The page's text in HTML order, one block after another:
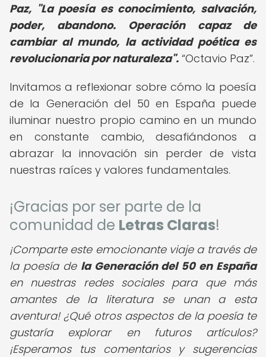
Paz, "La poesía es conocimiento, salvación,
poder, abandono.
Operación capaz de
cambiar al mundo, la actividad poética es
revolucionaria por naturaleza". Octavio Paz .
Invitamos a reflexionar sobre cómo la poesía
de la Generación del 50 en España puede
iluminar nuestro propio camino en un mundo
en constante cambio, desafiándonos a
abrazar la innovación sin perder de vista
nuestras raíces y valores fundamentales.
¡Gracias por ser parte de la
comunidad de Letras Claras!
¡Comparte este emocionante viaje a través de
la poesía de la Generación del 50 en España
en nuestras redes sociales para que más
amantes de la literatura se unan a esta
aventura! ¿Qué otros aspectos de la poesía te
gustaría explorar en futuros artículos?
¡Esperamos tus comentarios y sugerencias